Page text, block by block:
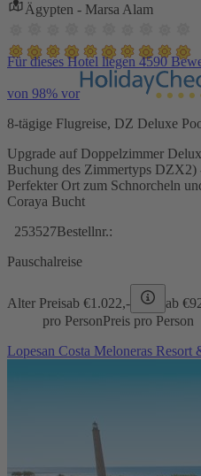
Ägypten - Marsa Alam
Für dieses Hotel liegen 4590
von 98% vor
8-tägige Flugreise, DZ Deluxe
Upgrade auf Doppelzimmer
Buchung des Zimmertyps
Perfekter Ort zum Schnorcheln
Coraya Bucht
253527Bestellnr.:
Pauschalreise
Alter Preisab €1.022,- ab €
pro PersonPreis pro Person
Lopesan Costa Meloneras Resort